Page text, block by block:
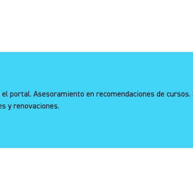
portal. Asesoramiento en recomendaciones de
y renovaciones.